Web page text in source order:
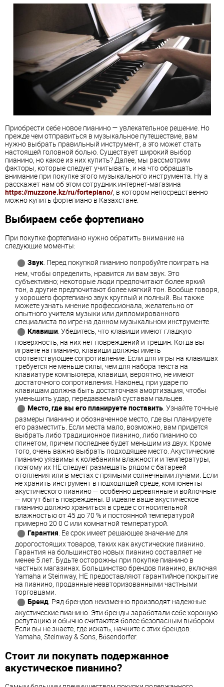
Приобрести себе новое пианино — увлекательное решение. Но
прежде чем отправиться в музыкальное путешествие, вам
нужно выбрать правильный инструмент, а это может стать
настоящей головной болью. Существует широкий выбор
пианино, но какое из них купить? Далее, мы рассмотрим
факторы, которые следует учитывать, и на что обращать
внимание при покупке этого музыкального инструмента. Ну а
расскажет нам об этом сотрудник интернет-магазина
https://muzzone.kz/ru/fortepiano/, в котором непосредственно
можно купить фортепиано в Казахстане.
Выбираем себе фортепиано
При покупке фортепиано нужно обратить внимание на
следующие моменты:
Звук. Перед покупкой пианино попробуйте поиграть на
нем, чтобы определить, нравится ли вам звук. Это
субъективно; некоторые люди предпочитают более яркий
тон, а другие предпочитают более мягкий тон. Вообще говоря,
у хорошего фортепиано звук круглый и полный. Вы также
можете узнать мнение профессионала, желательно от
опытного учителя музыки или дипломированного
специалиста по игре на данном музыкальном инструменте.
Клавиши. Убедитесь, что клавиши имеют гладкую
поверхность, на них нет повреждений и трещин. Когда вы
играете на пианино, клавиши должны иметь
соответствующее сопротивление. Если для игры на клавишах
требуется не меньше силы, чем для набора текста на
клавиатуре компьютера, клавиши, вероятно, не имеют
достаточного сопротивления. Наконец, при ударе по
клавишам должна быть достаточная амортизация, чтобы
уменьшить удар, передаваемый суставам пальцев.
Место, где вы его планируете поставить. Узнайте точные
размеры пианино и обозначенное место, где вы планируете
его разместить. Если места мало, возможно, вам придется
выбрать либо традиционное пианино, либо пианино со
спинетом, причем последнее будет меньшим из двух. Кроме
того, очень важно выбрать подходящее место. Акустические
пианино уязвимы к колебаниям влажности и температуры,
поэтому их НЕ следует размещать рядом с батареей
отопления или в местах с прямыми солнечными лучами. Если
не хранить инструмент в подходящей среде, компоненты
акустического пианино — особенно деревянные и войлочные
— могут быть повреждены. В идеале ваше акустическое
пианино должно храниться в среде с относительной
влажностью от 45 до 70 % и постоянной температурой
примерно 20 0 C или комнатной температурой.
Гарантия. Ее срок имеет решающее значение для
дорогостоящих товаров, таких как акустические пианино.
Гарантия на большинство новых пианино составляет не
менее 5 лет. Будьте осторожны при покупке пианино в
частных магазинах. Большинство брендов пианино, включая
Yamaha и Steinway, НЕ предоставляют гарантийное покрытие
на пианино, проданные неавторизованными частными
торговцами.
Бренд. Ряд брендов неизменно производят надежные
акустические пианино. Эти бренды заработали себе хорошую
репутацию и обычно считаются более безопасным выбором.
Если вы не знаете, где искать, начните с этих брендов:
Yamaha, Steinway & Sons, Bösendorfer.
Стоит ли покупать подержанное
акустическое пианино?